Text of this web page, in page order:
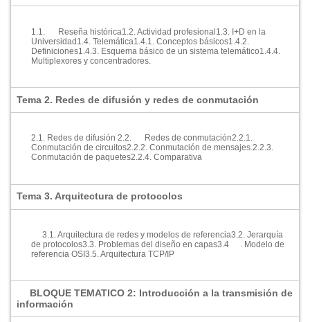
1.1. Reseña histórica1.2. Actividad profesional1.3. I+D en la
Universidad1.4. Telemática1.4.1. Conceptos básicos1.4.2.
Definiciones1.4.3. Esquema básico de un sistema telemático1.4.4.
Multiplexores y concentradores.
Tema 2. Redes de difusión y redes de conmutación
2.1. Redes de difusión2.2. Redes de conmutación2.2.1.
Conmutación de circuitos2.2.2. Conmutación de mensajes.2.2.3.
Conmutación de paquetes2.2.4. Comparativa
Tema 3. Arquitectura de protocolos
3.1. Arquitectura de redes y modelos de referencia3.2. Jerarquí­a
de protocolos3.3. Problemas del diseño en capas3.4
. Modelo de
referencia OSI3.5. Arquitectura TCP/IP
BLOQUE TEMATICO 2: Introducción a la transmisión de
información